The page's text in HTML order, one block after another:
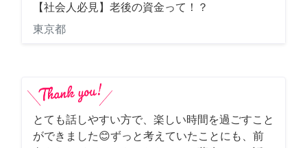
【社会人必見】老後の資金って！？
東京都
とても話しやすい方で、楽しい時間を過ごすこと
ができました😊ずっと考えていたことにも、前